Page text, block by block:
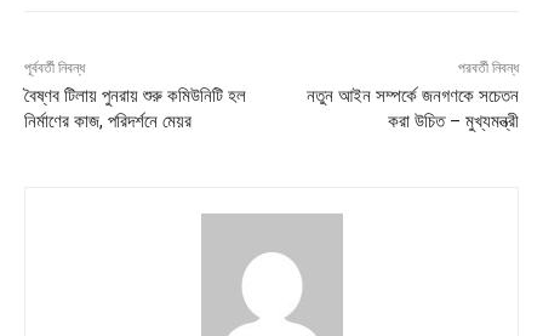
পূর্ববর্তী নিবন্ধ
বৈষ্ণব টিলায় পুনরায় শুরু কমিউনিটি হল
নির্মাণের কাজ, পরিদর্শনে মেয়র
পরবর্তী নিবন্ধ
নতুন আইন সম্পর্কে জনগণকে সচেতন
করা উচিত – মুখ্যমন্ত্রী